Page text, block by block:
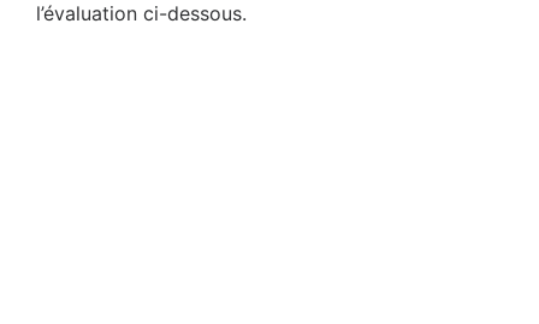
l’évaluation ci-dessous.